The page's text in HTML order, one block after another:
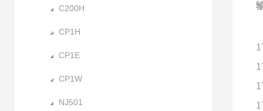
C200H
CP1H
CP1E
CP1W
NJ501